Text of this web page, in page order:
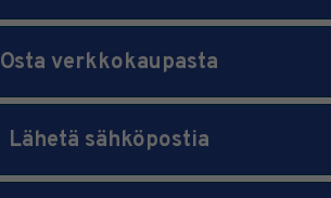
Osta verkkokaupasta
Lähetä sähköpostia